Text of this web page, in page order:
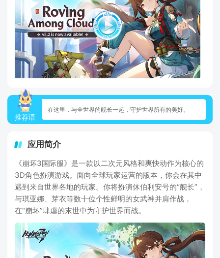
推荐语
在这里，与全世界的舰长一起，守护世界所有的美好。
应用简介
《崩坏3国际服》是一款以二次元风格和爽快动作为核心的
3D角色扮演游戏。面向全球玩家运营的版本，你会在其中
遇到来自世界各地的玩家。你将扮演休伯利安号的“舰长”，
与琪亚娜、芽衣等数十位个性鲜明的女武神并肩作战，
在“崩坏”肆虐的末世中为守护世界而战。